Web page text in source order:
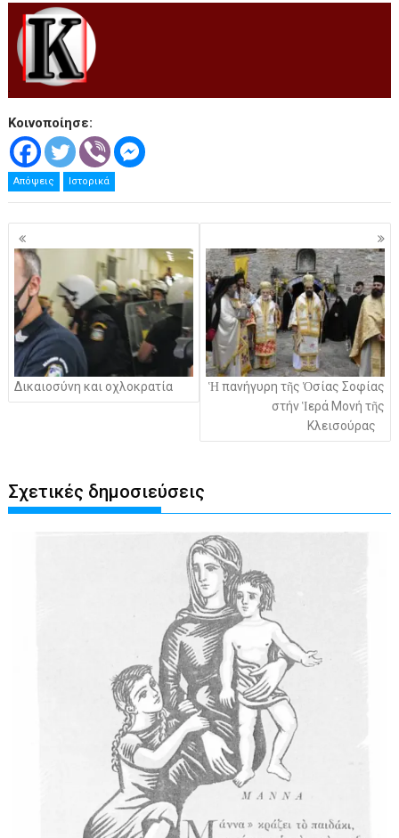
Κοινοποίησε:
Απόψεις Ιστορικά
Πλοήγηση
άρθρων
Δικαιοσύνη και οχλοκρατία
Ἡ πανήγυρη τῆς Ὁσίας Σοφίας
στήν Ἱερά Μονή τῆς
Κλεισούρας
Σχετικές δημοσιεύσεις